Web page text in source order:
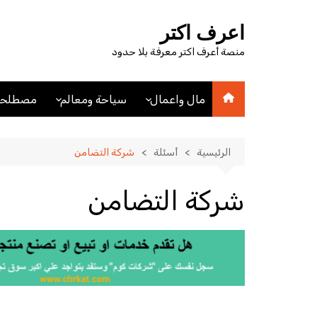
اعرف اكتر
منصة أعرف اكتر معرفة بلا حدود
مال واعمال
مصطلحات اقتصادية
سياحة ومعالم
فنادق
الرئيسية أسئلة شركة التضامن
شركة التضامن